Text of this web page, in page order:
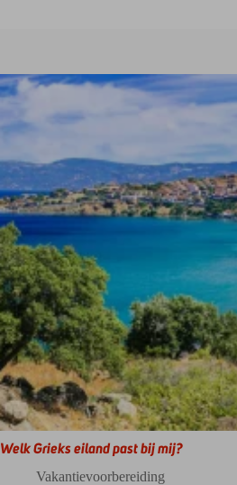
Welk Grieks eiland past bij mij?
Vakantievoorbereiding